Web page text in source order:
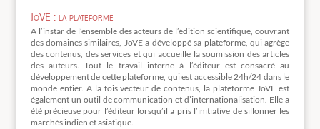
JoVE : la plateforme
A l’instar de l’ensemble des acteurs de l’édition scientifique, couvrant
des domaines similaires, JoVE a développé sa plateforme, qui agrège
des contenus, des services et qui accueille la soumission des articles
des auteurs. Tout le travail interne à l’éditeur est consacré au
développement de cette plateforme, qui est accessible 24h/24 dans le
monde entier. A la fois vecteur de contenus, la plateforme JoVE est
également un outil de communication et d’internationalisation. Elle a
été précieuse pour l’éditeur lorsqu’il a pris l’initiative de sillonner les
marchés indien et asiatique.